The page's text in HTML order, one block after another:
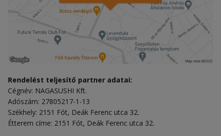
Rendelést teljesítő partner adatai:
Cégnév: NAGASUSHI Kft.
Adószám: 27805217-1-13
Székhely: 2151 Fót, Deák Ferenc utca 32.
Étterem címe: 2151 Fót, Deák Ferenc utca 32.